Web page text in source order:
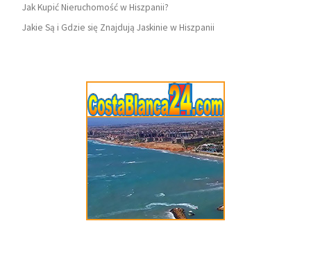
Jak Kupić Nieruchomość w Hiszpanii?
Jakie Są i Gdzie się Znajdują Jaskinie w Hiszpanii